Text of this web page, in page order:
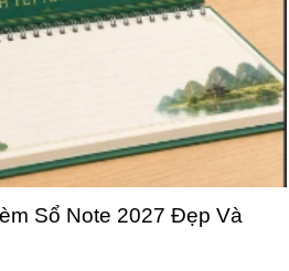
Sổ Note 2027 Đẹp Và